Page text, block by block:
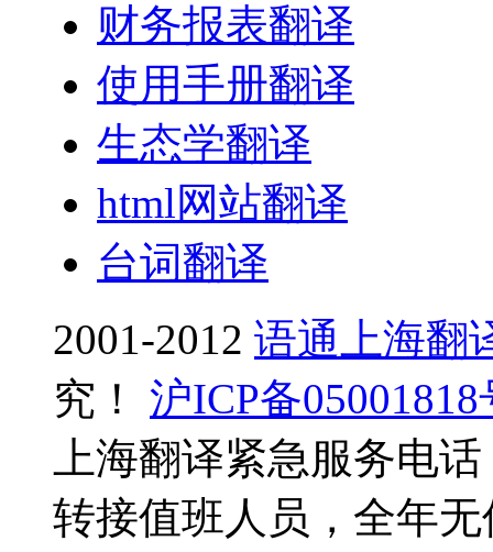
财务报表翻译
使用手册翻译
生态学翻译
html网站翻译
台词翻译
2001-2012 语通上海翻
究！
沪ICP备05001818
上海翻译紧急服务电
转接值班人员，全年无